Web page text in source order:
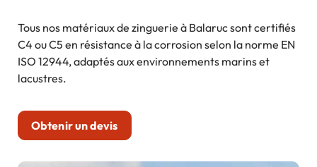
Tous nos matériaux de zinguerie à Balaruc sont certifiés
C4 ou C5 en résistance à la corrosion selon la norme EN
ISO 12944, adaptés aux environnements marins et
lacustres.
Obtenir un devis